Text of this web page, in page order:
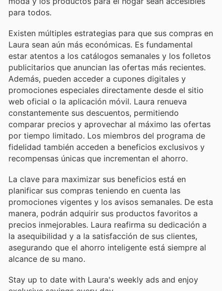
para todos.
Existen múltiples estrategias para que sus compras en
Laura sean aún más económicas. Es fundamental
estar atentos a los catálogos semanales y los folletos
publicitarios que anuncian las ofertas más recientes.
Además, pueden acceder a cupones digitales y
promociones especiales directamente desde el sitio
web oficial o la aplicación móvil. Laura renueva
constantemente sus descuentos, permitiendo
comparar precios y aprovechar al máximo las ofertas
por tiempo limitado. Los miembros del programa de
fidelidad también acceden a beneficios exclusivos y
recompensas únicas que incrementan el ahorro.
La clave para maximizar sus beneficios está en
planificar sus compras teniendo en cuenta las
promociones vigentes y los avisos semanales. De esta
manera, podrán adquirir sus productos favoritos a
precios inmejorables. Laura reafirma su dedicación a
la asequibilidad y a la satisfacción de sus clientes,
asegurando que el ahorro inteligente está siempre al
alcance de su mano.
Stay up to date with Laura's weekly ads and enjoy